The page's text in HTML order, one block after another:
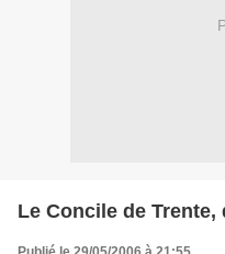
Le Concile de Trente,